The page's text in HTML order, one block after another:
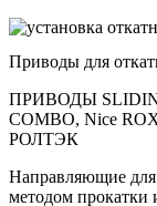
Приводы для
ПРИВОДЫ
COMBO, Nice
РОЛТЭК
Направляющие
методом прокатки